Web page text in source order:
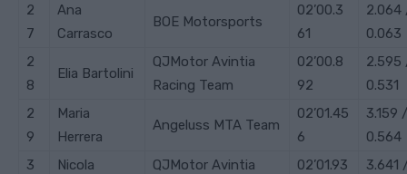
2
7
Ana
Carrasco
BOE Motorsports
02’00.3
61
2.064
0.063
2
8
Elia Bartolini
QJMotor Avintia
Racing Team
02’00.8
92
2.595
0.531
2
9
Maria
Herrera
Angeluss MTA Team
02’01.45
6
3.159 /
0.564
3
Nicola
QJMotor Avintia
02’01.93
3.641